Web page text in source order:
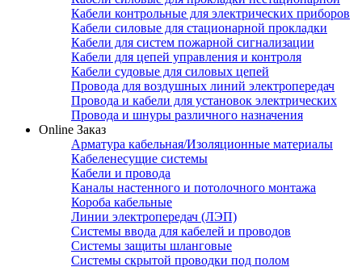
Кабели контрольные для электрических приборов
Кабели силовые для стационарной прокладки
Кабели для систем пожарной сигнализации
Кабели для цепей управления и контроля
Кабели судовые для силовых цепей
Провода для воздушных линий электропередач
Провода и кабели для установок электрических
Провода и шнуры различного назначения
Online Заказ
Арматура кабельная/Изоляционные материалы
Кабеленесущие системы
Кабели и провода
Каналы настенного и потолочного монтажа
Короба кабельные
Линии электропередач (ЛЭП)
Системы ввода для кабелей и проводов
Системы защиты шланговые
Системы скрытой проводки под полом